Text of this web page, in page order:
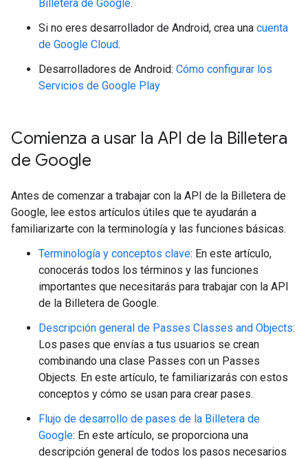
Billetera de Google.
Si no eres desarrollador de Android, crea una cuenta
de Google Cloud.
Desarrolladores de Android: Cómo configurar los
Servicios de Google Play
Comienza a usar la API de la Billetera
de Google
Antes de comenzar a trabajar con la API de la Billetera de
Google, lee estos artículos útiles que te ayudarán a
familiarizarte con la terminología y las funciones básicas.
Terminología y conceptos clave: En este artículo,
conocerás todos los términos y las funciones
importantes que necesitarás para trabajar con la API
de la Billetera de Google.
Descripción general de Passes Classes and Objects:
Los pases que envías a tus usuarios se crean
combinando una clase Passes con un Passes
Objects. En este artículo, te familiarizarás con estos
conceptos y cómo se usan para crear pases.
Flujo de desarrollo de pases de la Billetera de
Google: En este artículo, se proporciona una
descripción general de todos los pasos necesarios